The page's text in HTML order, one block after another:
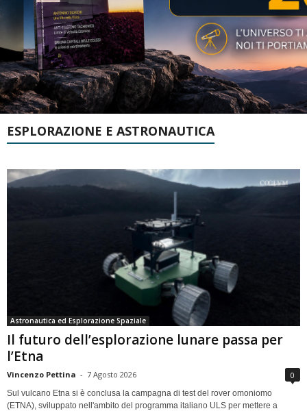
ESPLORAZIONE E ASTRONAUTICA
Astronautica ed Esplorazione Spaziale
Il futuro dell’esplorazione lunare passa per
l’Etna
Vincenzo Pettina - 7 Agosto 2026 0
Sul vulcano Etna si è conclusa la campagna di test del rover omoniomo
(ETNA), sviluppato nell'ambito del programma italiano ULS per mettere a